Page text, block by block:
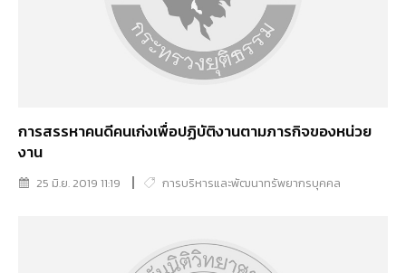
การสรรหาคนดีคนเก่งเพื่อปฏิบัติงานตามภารกิจของหน่วย
งาน
25 มิ.ย. 2019 11:19 การบริหารและพัฒนาทรัพยากรบุคคล